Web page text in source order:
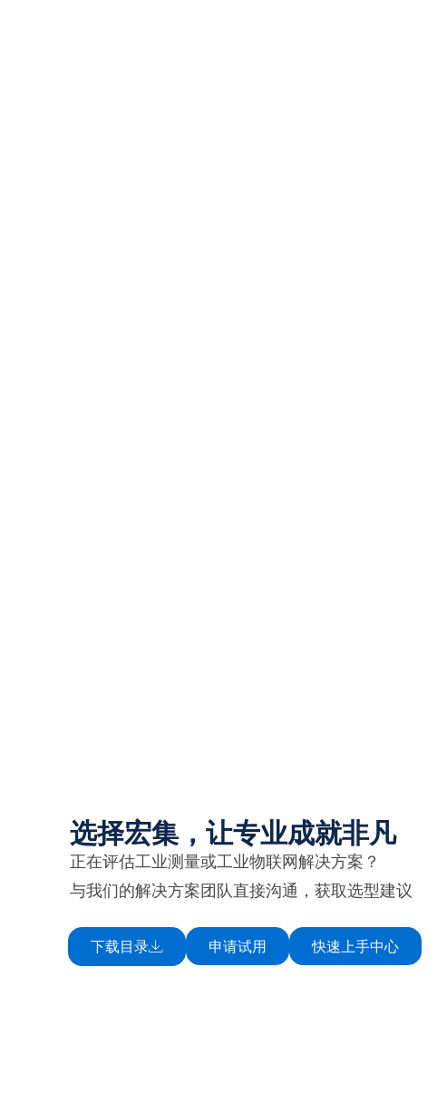
选择宏集，让专业成就非凡
正在评估工业测量或工业物联网解决方案？
与我们的解决方案团队直接沟通，获取选型建议
下载目录 申请试用 快速上手中心